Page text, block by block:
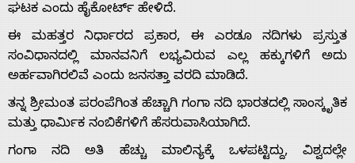
Home
ಘಟಕ ಎಂದು ಹೈಕೋರ್ಟ್ ಹೇಳಿದೆ.
ಈ ಮಹತ್ತರ ನಿರ್ಧಾರದ ಪ್ರಕಾರ, ಈ ಎರಡೂ ನದಿಗಳು ಪ್ರಸ್ತುತ
ಸಂವಿಧಾನದಲ್ಲಿ ಮಾನವನಿಗೆ ಲಭ್ಯವಿರುವ ಎಲ್ಲ ಹಕ್ಕುಗಳಿಗೆ ಅದು
ಅರ್ಹವಾಗಿರಲಿವೆ ಎಂದು ಜನಸತ್ತಾ ವರದಿ ಮಾಡಿದೆ.
ತನ್ನ ಶ್ರೀಮಂತ ಪರಂಪೆಗಿಂತ ಹೆಚ್ಚಾಗಿ ಗಂಗಾ ನದಿ ಭಾರತದಲ್ಲಿ ಸಾಂಸ್ಕೃತಿಕ
ಮತ್ತು ಧಾರ್ಮಿಕ ನಂಬಿಕೆಗಳಿಗೆ ಹೆಸರುವಾಸಿಯಾಗಿದೆ.
ಗಂಗಾ ನದಿ ಅತಿ ಹೆಚ್ಚು ಮಾಲಿನ್ಯಕ್ಕೆ ಒಳಪಟ್ಟಿದ್ದು, ವಿಶ್ವದಲ್ಲೇ